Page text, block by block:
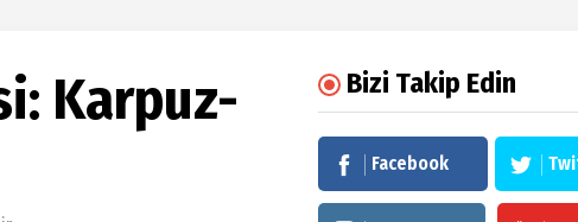
Karpuz-
Bizi Takip Edin
Facebook